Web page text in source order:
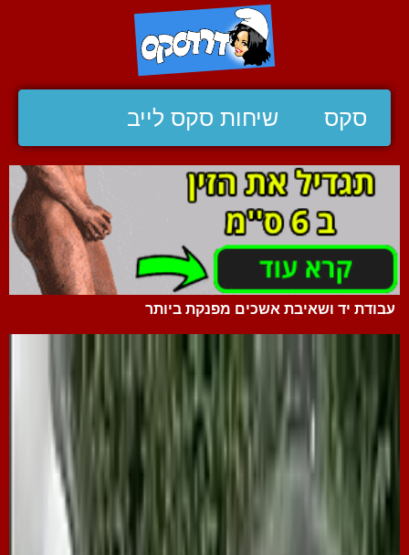
סקס שיחות סקס לייב
עבודת יד ושאיבת אשכים מפנקת ביותר